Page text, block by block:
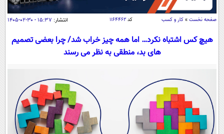
اقتصاد
اقتصادی
خودرو
جامعه
اجتماعی
یک برش دانایی
محیط زیست
ورزشی
علم و دانش
صفحه نخست » کار و کسب کد۱۱۶۴۴۶۲ انتشار: ۱۵:۳۷ - ۳۰-۰۲-۱۴۰۵
هیچ‌ کس اشتباه نکرد… اما همه چیز خراب شد/ چرا بعضی تصمیم
های بد، منطقی به نظر می رسند